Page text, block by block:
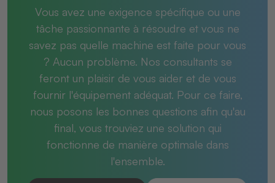
Vous avez une exigence spécifique ou une
tâche passionnante à résoudre et vous ne
savez pas quelle machine est faite pour vous
? Aucun problème. Nos consultants se
feront un plaisir de vous aider et de vous
fournir l'équipement adéquat. Pour ce faire,
nous posons les bonnes questions afin qu'au
final, vous trouviez une solution qui
fonctionne de manière optimale dans
l'ensemble.